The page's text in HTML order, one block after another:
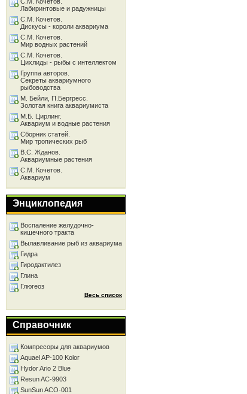
Лабиринтовые и радужницы
С.М. Кочетов.
Дискусы - короли аквариума
С.М. Кочетов.
Мир водных растений
С.М. Кочетов.
Цихлиды - рыбы с интеллектом
Группа авторов.
Секреты аквариумного
рыбоводства
М. Бейли, П.Бергресс.
Золотая книга аквариумиста
М.Б. Цирлинг.
Аквариум и водные растения
Сборник статей.
Мир тропических рыб
В.С. Жданов.
Аквариумные растения
С.М. Кочетов.
Аквариум
Энциклопедия
Воспаление желудочно-
кишечного тракта
Вылавливание рыб из аквариума
Гидра
Гиродактилез
Глина
Глюгеоз
Весь список
Справочник
Компресоры для аквариумов
Aquael AP-100 Kolor
Hydor Ario 2 Blue
Resun AC-9903
SunSun ACO-001